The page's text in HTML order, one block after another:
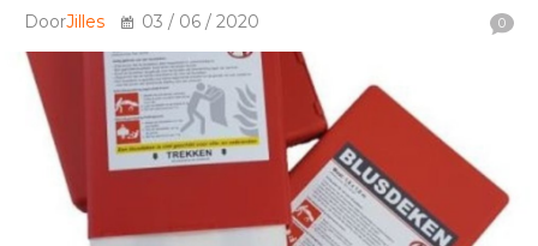
DoorJilles 03 / 06 / 2020 0